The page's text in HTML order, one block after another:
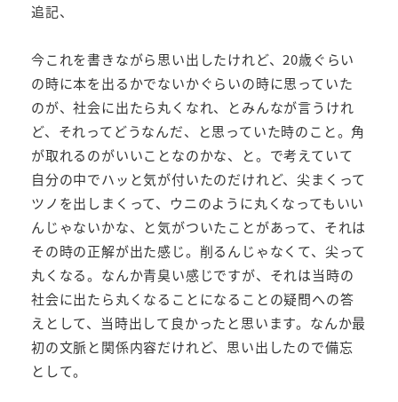
追記、
今これを書きながら思い出したけれど、20歳ぐらい
の時に本を出るかでないかぐらいの時に思っていた
のが、社会に出たら丸くなれ、とみんなが言うけれ
ど、それってどうなんだ、と思っていた時のこと。角
が取れるのがいいことなのかな、と。で考えていて
自分の中でハッと気が付いたのだけれど、尖まくって
ツノを出しまくって、ウニのように丸くなってもいい
んじゃないかな、と気がついたことがあって、それは
その時の正解が出た感じ。削るんじゃなくて、尖って
丸くなる。なんか青臭い感じですが、それは当時の
社会に出たら丸くなることになることの疑問への答
えとして、当時出して良かったと思います。なんか最
初の文脈と関係内容だけれど、思い出したので備忘
として。